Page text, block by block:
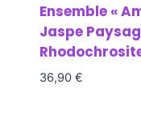
Ensemble «
Jaspe
36,90 €